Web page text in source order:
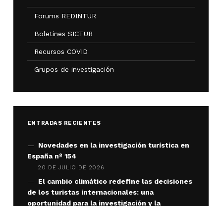
Forums REDINTUR
Boletines SICTUR
Recursos COVID
Grupos de investigación
ENTRADAS RECIENTES
Novedades en la investigación turística en
España nº 154
20 DE JULIO DE 2026
El cambio climático redefine las decisiones
de los turistas internacionales: una
oportunidad para la investigación y la